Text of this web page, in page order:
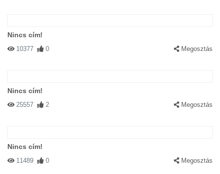
Nincs cím!
10377 0 Megosztás
Nincs cím!
25557 2 Megosztás
Nincs cím!
11489 0 Megosztás